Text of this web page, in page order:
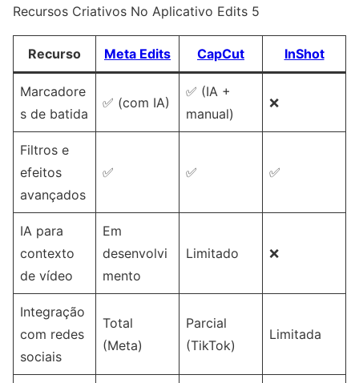
Recursos Criativos No Aplicativo Edits 5
Recurso Meta Edits CapCut InShot
Marcadore
s de batida
✅ (com IA)
✅ (IA +
manual)
❌
Filtros e
efeitos
avançados
✅ ✅ ✅
IA para
contexto
de vídeo
Em
desenvolvi
mento
Limitado ❌
Integração
com redes
sociais
Total
(Meta)
Parcial
(TikTok)
Limitada